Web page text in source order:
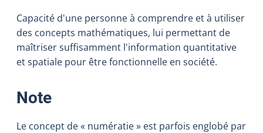
Capacité d'une personne à comprendre et à utiliser
des concepts mathématiques, lui permettant de
maîtriser suffisamment l'information quantitative
et spatiale pour être fonctionnelle en société.
Note:
Le concept de « numératie » est parfois englobé par